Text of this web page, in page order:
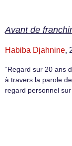
Avant de
Habiba Djahnine,
“Regard sur 20 ans
à travers la parole
regard personnel sur